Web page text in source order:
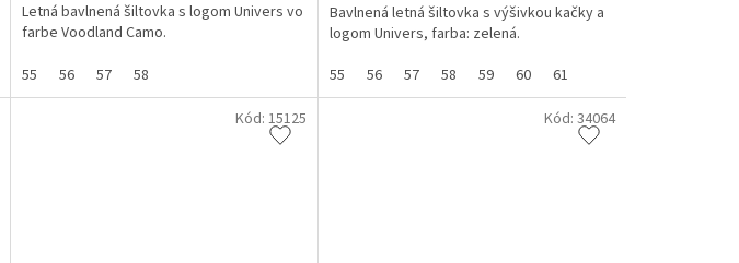
Letná bavlnená šiltovka s logom Univers vo
farbe Voodland Camo.
55
56 57 58
Bavlnená letná šiltovka s výšivkou kačky a
logom Univers, farba: zelená.
55
56 57 58 59 60 61
Kód: 15125 Kód: 34064